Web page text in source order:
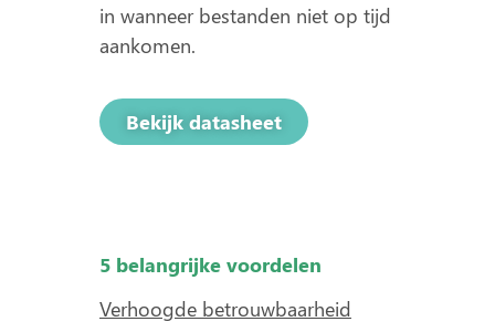
in wanneer bestanden niet op tijd
aankomen.
Bekijk datasheet
5 belangrijke voordelen
Verhoogde betrouwbaarheid